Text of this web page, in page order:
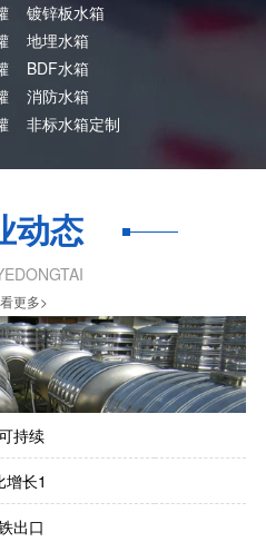
镀锌板水箱
地埋水箱
BDF水箱
消防水箱
非标水箱定制
动态
更多>
持续
长1
出口